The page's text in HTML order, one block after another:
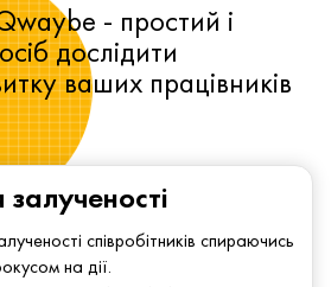
співробітників спираючись
на дії.
- простий і
дослідити
ваших працівників